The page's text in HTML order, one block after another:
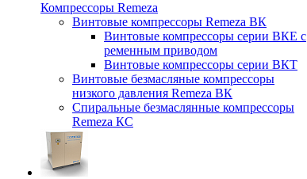
Компрессоры Remeza
Винтовые компрессоры Remeza ВК
Винтовые компрессоры серии ВКЕ с
ременным приводом
Винтовые компрессоры серии ВКТ
Винтовые безмасляные компрессоры
низкого давления Remeza ВК
Спиральные безмаслянные компрессоры
Remeza КС